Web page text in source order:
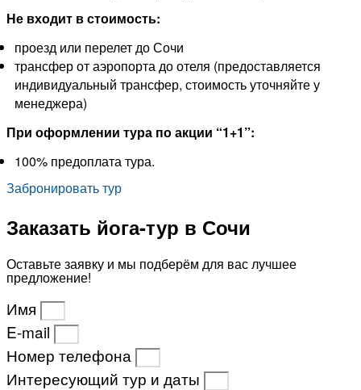
Не входит в стоимость:
проезд или перелет до Сочи
трансфер от аэропорта до отеля (предоставляется
индивидуальный трансфер, стоимость уточняйте у
менеджера)
При оформлении тура по акции “1+1”:
100% предоплата тура.
Забронировать тур
Заказать йога-тур в Сочи
Оставьте заявку и мы подберём для вас лучшее
предложение!
Имя
E-mail
Номер телефона
Интересующий тур и даты